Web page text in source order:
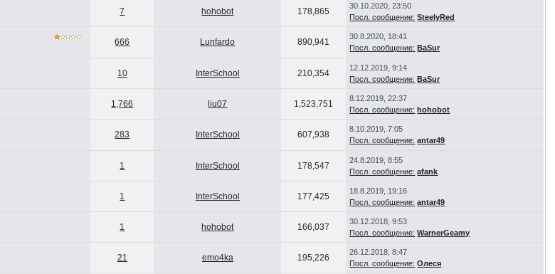
7 hohobot 178,865
30.10.2020, 23:50
Посл. сообщение: SteelyRed
666 Lunfardo 890,941
30.8.2020, 18:41
Посл. сообщение: BaSur
10 InterSchool 210,354
12.12.2019, 9:14
Посл. сообщение: BaSur
1,766 liu07 1,523,751
8.12.2019, 22:37
Посл. сообщение: hohobot
283 InterSchool 607,938
8.10.2019, 7:05
Посл. сообщение: antar49
1 InterSchool 178,547
24.8.2019, 8:55
Посл. сообщение: afank
1 InterSchool 177,425
18.8.2019, 19:16
Посл. сообщение: antar49
1 hohobot 166,037
30.12.2018, 9:53
Посл. сообщение: WarnerGeamy
21 emo4ka 195,226
26.12.2018, 8:47
Посл. сообщение: Олеся